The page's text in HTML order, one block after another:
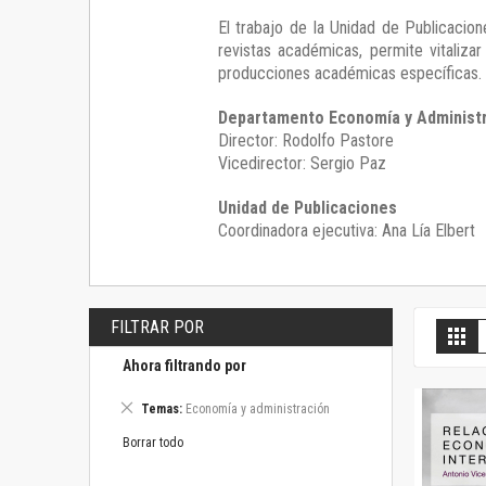
El trabajo de la Unidad de
revistas académicas, permite
producciones académicas específicas.
Departamento Economía y
Director: Rodolfo Pastore
Vicedirector: Sergio Paz
Unidad de Publicaciones
Coordinadora ejecutiva: Ana Lía Elbert
FILTRAR POR
Ahora filtrando por
Temas Economía y administración
Eliminar
artículo
Borrar todo